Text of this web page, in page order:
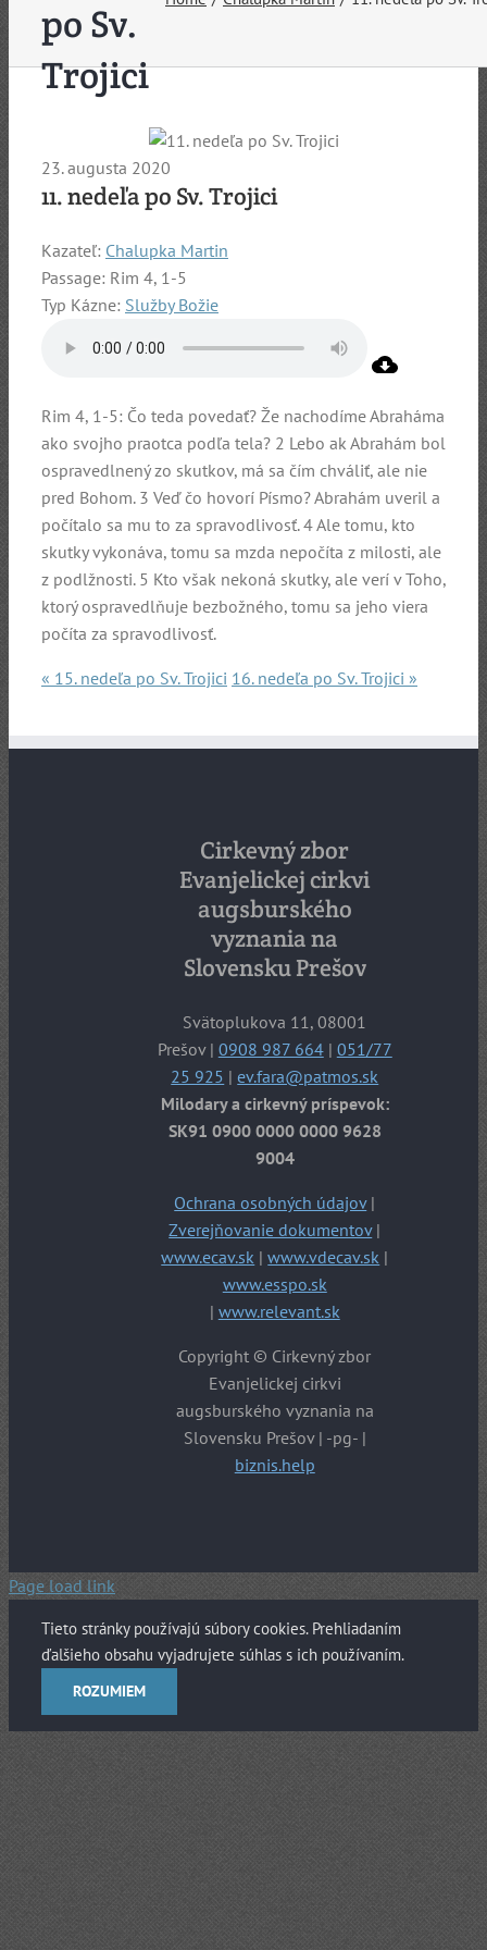
po Sv.
Trojici
23. augusta 2020
11. nedeľa po Sv. Trojici
Kazateľ: Chalupka Martin
Passage: Rim 4, 1-5
Typ Kázne: Služby Božie
Rim 4, 1-5: Čo teda povedať? Že nachodíme Abraháma
ako svojho praotca podľa tela? 2 Lebo ak Abrahám bol
ospravedlnený zo skutkov, má sa čím chváliť, ale nie
pred Bohom. 3 Veď čo hovorí Písmo? Abrahám uveril a
počítalo sa mu to za spravodlivosť. 4 Ale tomu, kto
skutky vykonáva, tomu sa mzda nepočíta z milosti, ale
z podlžnosti. 5 Kto však nekoná skutky, ale verí v Toho,
ktorý ospravedlňuje bezbožného, tomu sa jeho viera
počíta za spravodlivosť.
« 15. nedeľa po Sv. Trojici 16. nedeľa po Sv. Trojici »
Cirkevný zbor
Evanjelickej cirkvi
augsburského
vyznania na
Slovensku Prešov
Svätoplukova 11, 08001
Prešov | 0908 987 664| 051/77
25 925 |ev.fara@patmos.sk
Milodary a cirkevný príspevok:
SK91 0900 0000 0000 9628
9004
Ochrana osobných údajov|
Zverejňovanie dokumentov|
www.ecav.sk |www.vdecav.sk |
www.esspo.sk
| www.relevant.sk
Copyright © Cirkevný zbor
Evanjelickej cirkvi
augsburského vyznania na
Slovensku Prešov | -pg- |
biznis.help
Page load link
Tieto stránky používajú súbory cookies. Prehliadaním
ďalšieho obsahu vyjadrujete súhlas s ich používaním.
ROZUMIEM